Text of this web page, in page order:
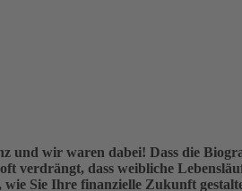
und wir waren dabei! Dass die
verdrängt, dass weibliche
Sie Ihre finanzielle Zukunft